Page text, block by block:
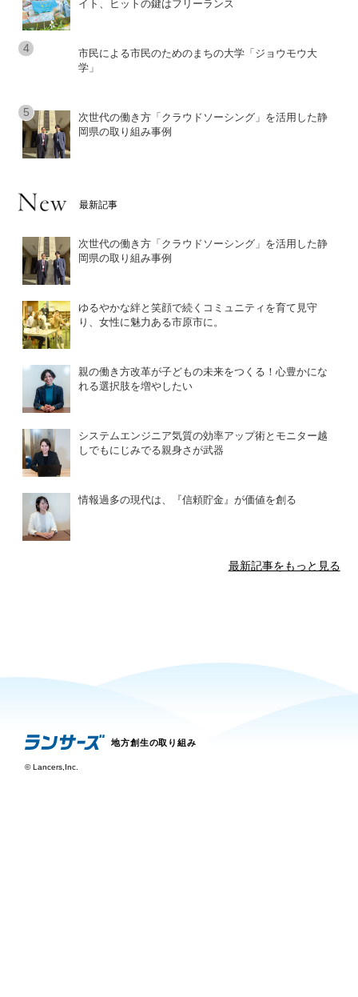
イト、ヒットの鍵はフリーランス
市民による市民のためのまちの大学「ジョウモウ大
学」
次世代の働き方「クラウドソーシング」を活用した静
岡県の取り組み事例
最新記事
次世代の働き方「クラウドソーシング」を活用した静
岡県の取り組み事例
ゆるやかな絆と笑顔で続くコミュニティを育て見守
り、女性に魅力ある市原市に。
親の働き方改革が子どもの未来をつくる！心豊かにな
れる選択肢を増やしたい
システムエンジニア気質の効率アップ術とモニター越
しでもにじみでる親身さが武器
情報過多の現代は、『信頼貯金』が価値を創る
最新記事をもっと見る
地方創生の取り組み
©Lancers,Inc.